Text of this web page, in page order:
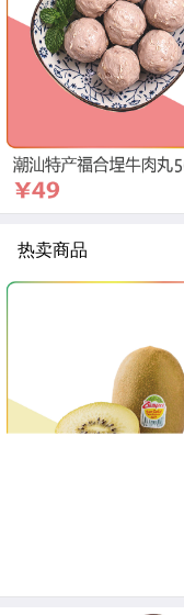
热卖商品